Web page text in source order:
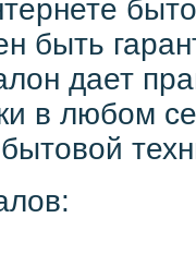
быть
дает
в любом